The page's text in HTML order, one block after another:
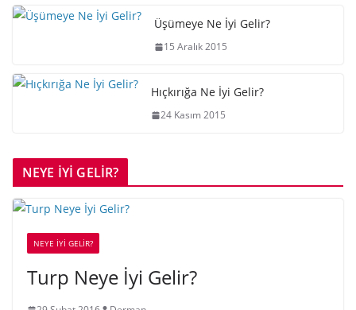
Üşümeye Ne İyi Gelir?
15 Aralık 2015
Hıçkırığa Ne İyi Gelir?
24 Kasım 2015
NEYE İYİ GELİR?
NEYE İYİ GELİR?
Turp Neye İyi Gelir?